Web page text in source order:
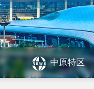
中原特区